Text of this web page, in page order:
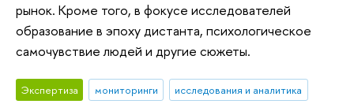
рынок. Кроме того, в фокусе исследователей
образование в эпоху дистанта, психологическое
самочувствие людей и другие сюжеты.
Экспертиза мониторинги
исследования и аналитика